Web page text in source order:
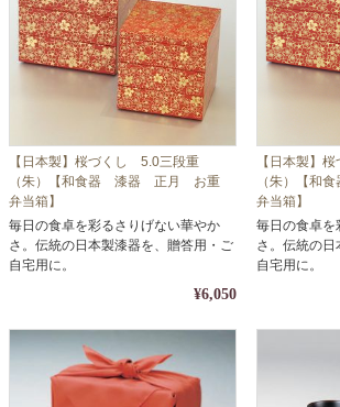
【日本製】桜づくし 5.0三段重
（朱）【和食器 漆器 正月 お重
弁当箱】
毎日の食卓を彩るさりげない華やか
さ。伝統の日本製漆器を、贈答用・ご
自宅用に。
¥6,050
【日本製】
（朱）【
弁当箱】
毎日の食卓を
さ。伝統の
自宅用に。